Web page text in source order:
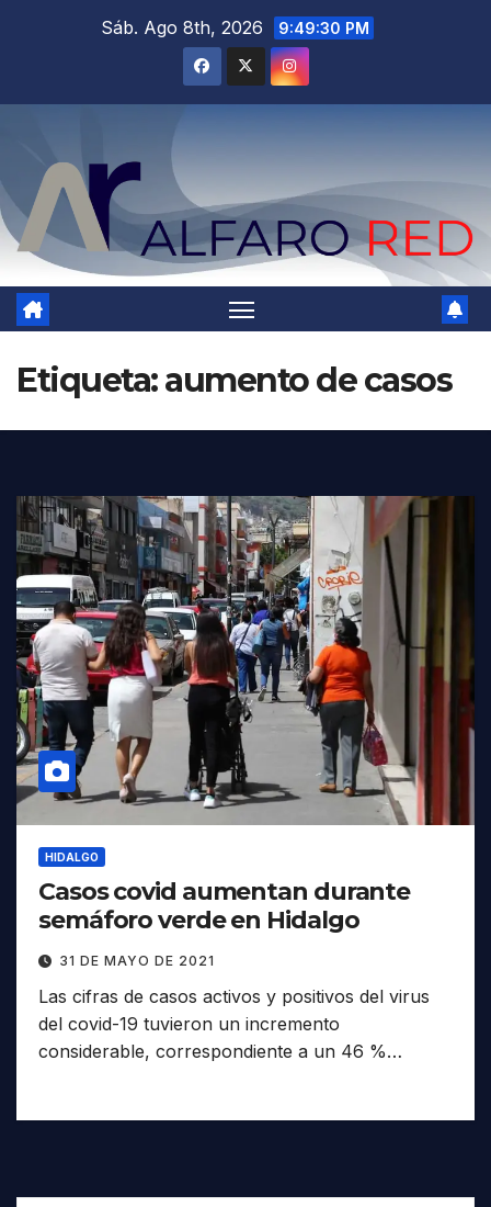
Sáb. Ago 8th, 2026 9:49:31 PM
Etiqueta:aumento de casos
HIDALGO
Casos covid aumentan durante
semáforo verde en Hidalgo
31 DE MAYO DE 2021
Las cifras de casos activos y positivos del virus
del covid-19 tuvieron un incremento
considerable, correspondiente a un 46 %…